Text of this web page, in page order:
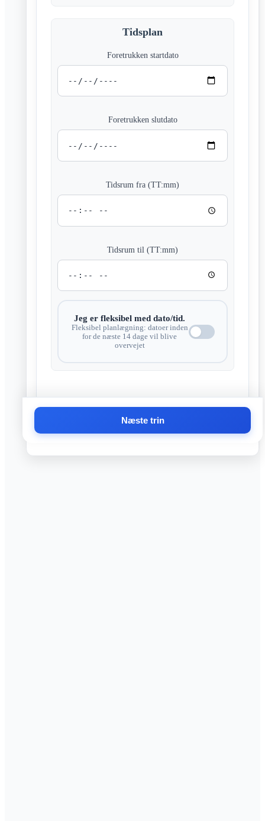
Tidsplan
Foretrukken startdato
Foretrukken slutdato
Tidsrum fra (TT:mm)
Tidsrum til (TT:mm)
Jeg er fleksibel med dato/tid.
Fleksibel planlægning: datoer inden
for de næste 14 dage vil blive
overvejet
Næste trin